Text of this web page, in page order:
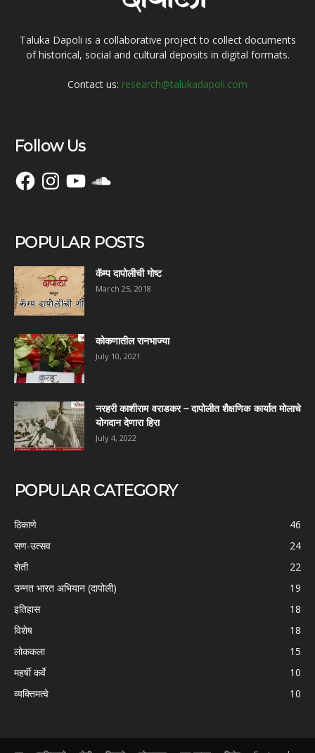
Taluka Dapoli is a collaborative project to collect documents
of historical, social and cultural deposits in digital formats.
Contact us: research@talukadapoli.com
Follow Us
FacebookInstagramYouTubeSoundCloud
POPULAR POSTS
कॅम्प दापोलीची गोष्ट
March 25, 2018
कोकणातील रानभाज्या
July 10, 2021
नरहरी काशीराम वराडकर – दापोलीत शैक्षणिक कार्यात मोलाचे
योगदान देणारा हिरा
July 4, 2022
POPULAR CATEGORY
ठिकाणे
46
सण-उत्सव
24
शेती
22
उन्नत भारत अभियान (दापोली)
19
इतिहास
18
विशेष
18
लोककला
15
महर्षी कर्वे
10
व्यक्तिमत्वे
10